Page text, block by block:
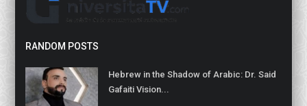
RANDOM POSTS
Hebrew in the Shadow of Arabic: Dr. Said
Gafaiti Vision...